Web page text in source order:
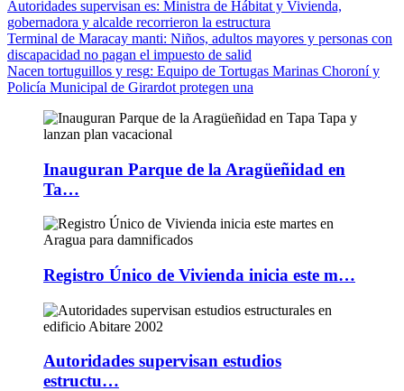
Autoridades supervisan es: Ministra de Hábitat y Vivienda,
gobernadora y alcalde recorrieron la estructura
Terminal de Maracay manti: Niños, adultos mayores y personas con
discapacidad no pagan el impuesto de salid
Nacen tortuguillos y resg: Equipo de Tortugas Marinas Choroní y
Policía Municipal de Girardot protegen una
Inauguran Parque de la Aragüeñidad en
Ta…
Registro Único de Vivienda inicia este m…
Autoridades supervisan estudios
estructu…